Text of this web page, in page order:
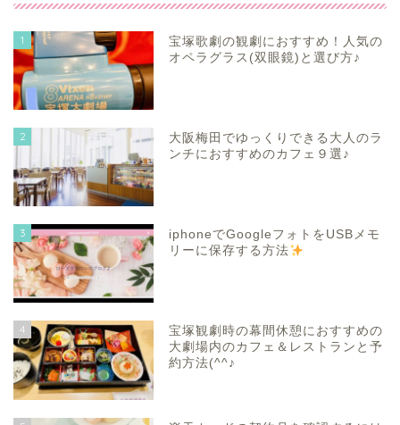
1
宝塚歌劇の観劇におすすめ！人気の
オペラグラス(双眼鏡)と選び方♪
2
大阪梅田でゆっくりできる大人のラ
ンチにおすすめのカフェ９選♪
3
iphoneでGoogleフォトをUSBメモ
リーに保存する方法
4
宝塚観劇時の幕間休憩におすすめの
大劇場内のカフェ＆レストランと予
約方法(^^♪